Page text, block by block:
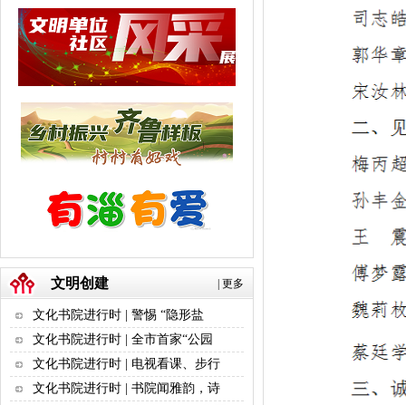
更多
文明创建
文化书院进行时 | 警惕 “隐形盐
文化书院进行时 | 全市首家“公园
文化书院进行时 | 电视看课、步行
文化书院进行时 | 书院闻雅韵，诗